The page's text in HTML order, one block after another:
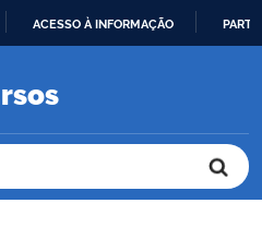
O
ACESSO À INFORMAÇÃO